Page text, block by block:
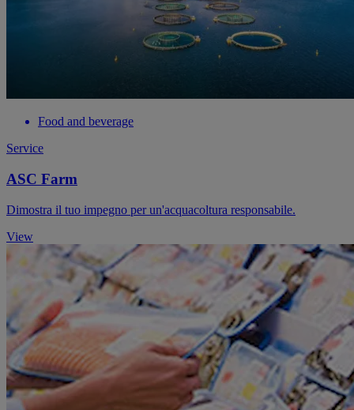
Food and beverage
Service
ASC Farm
Dimostra il tuo impegno per un'acquacoltura responsabile.
View